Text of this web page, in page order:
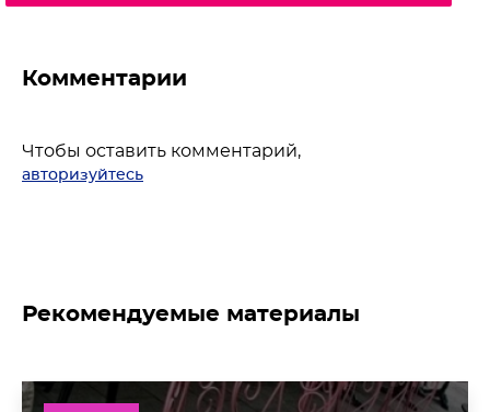
Комментарии
Чтобы оставить комментарий,
авторизуйтесь
Рекомендуемые материалы